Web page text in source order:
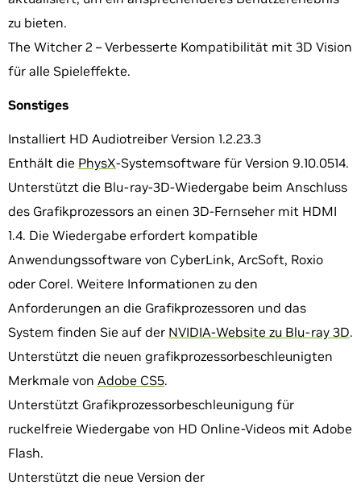
zu bieten.
The Witcher 2 – Verbesserte Kompatibilität mit 3D Vision
für alle Spieleffekte.
Sonstiges
Installiert HD Audiotreiber Version 1.2.23.3
Enthält die PhysX-Systemsoftware für Version 9.10.0514.
Unterstützt die Blu-ray-3D-Wiedergabe beim Anschluss
des Grafikprozessors an einen 3D-Fernseher mit HDMI
1.4. Die Wiedergabe erfordert kompatible
Anwendungssoftware von CyberLink, ArcSoft, Roxio
oder Corel. Weitere Informationen zu den
Anforderungen an die Grafikprozessoren und das
System finden Sie auf der NVIDIA-Website zu Blu-ray 3D.
Unterstützt die neuen grafikprozessorbeschleunigten
Merkmale von Adobe CS5.
Unterstützt Grafikprozessorbeschleunigung für
ruckelfreie Wiedergabe von HD Online-Videos mit Adobe
Flash.
Unterstützt die neue Version der